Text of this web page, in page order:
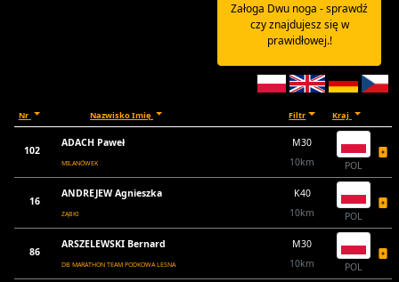
Załoga Dwu noga - sprawdź
czy znajdujesz się w
prawidłowej.!
Nr Nazwisko Imię Filtr Kraj
102
ADACH Paweł
MILANÓWEK
M30
10km
POL
16
ANDREJEW Agnieszka
ZĄBKI
K40
10km
POL
86
ARSZELEWSKI Bernard
DB MARATHON TEAM PODKOWA LESNA
M30
10km
POL